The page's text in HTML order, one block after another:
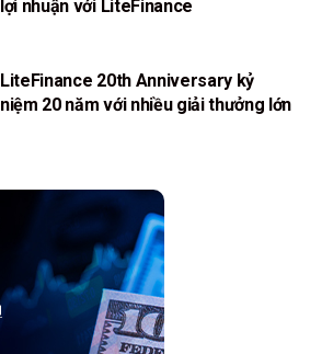
lợi nhuận với LiteFinance
LiteFinance 20th Anniversary kỷ
niệm 20 năm với nhiều giải thưởng lớn